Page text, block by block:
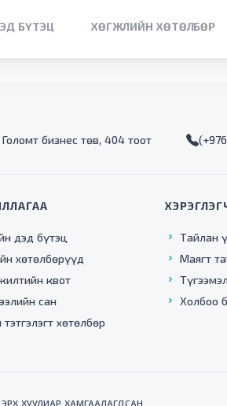
БҮТЭЦ ХӨГЖЛИЙН ХӨТӨЛБӨР
бизнес төв, 404 тоот
дэд бүтэц
хөтөлбөрүүд
квот
сан
хөтөлбөр
Тайлан
Маягт
Холбоо
ЭРХ ХУУЛИАР ХАМГААЛАГДСАН